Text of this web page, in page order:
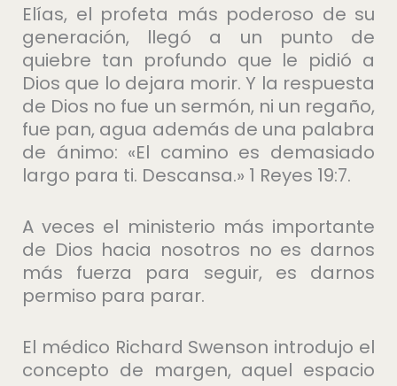
Elías, el profeta más poderoso de su
generación, llegó a un punto de
quiebre tan profundo que le pidió a
Dios que lo dejara morir. Y la respuesta
de Dios no fue un sermón, ni un regaño,
fue pan, agua además de una palabra
de ánimo: «El camino es demasiado
largo para ti. Descansa.» 1 Reyes 19:7.
A veces el ministerio más importante
de Dios hacia nosotros no es darnos
más fuerza para seguir, es darnos
permiso para parar.
El médico Richard Swenson introdujo el
concepto de margen, aquel espacio